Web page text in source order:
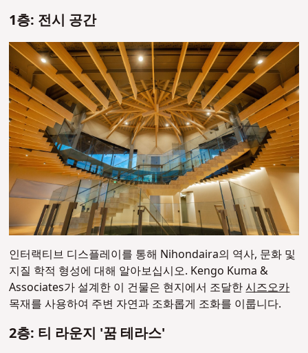
1층: 전시 공간
인터랙티브 디스플레이를 통해 Nihondaira의 역사, 문화 및
지질 학적 형성에 대해 알아보십시오. Kengo Kuma &
Associates가 설계한 이 건물은 현지에서 조달한시즈오카
목재를 사용하여 주변 자연과 조화롭게 조화를 이룹니다.
2층: 티 라운지 '꿈 테라스'